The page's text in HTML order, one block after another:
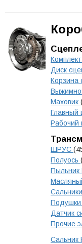
Диск
Корзина
Маховик
Главный
Рабочий
ШРУС
Полуось
Сальники
Подушки
Датчик
Прочие
Сальник